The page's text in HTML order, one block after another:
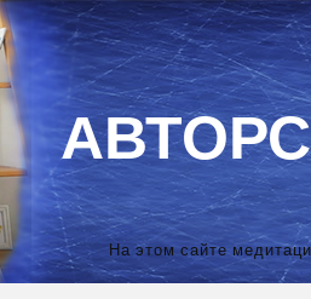
На этом сайте